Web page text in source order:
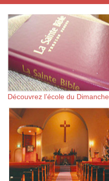
Découvrez l’école du Dimanche